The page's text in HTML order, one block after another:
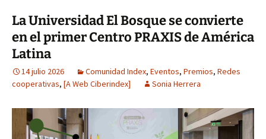
La Universidad El Bosque se convierte
en el primer Centro PRAXIS de América
Latina
14 julio 2026 Comunidad Index, Eventos, Premios, Redes
cooperativas, [A Web Ciberindex] Sonia Herrera